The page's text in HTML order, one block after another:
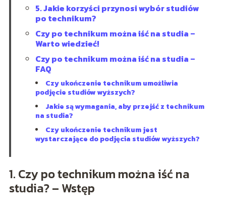
5. Jakie korzyści przynosi wybór studiów
po technikum?
Czy po technikum można iść na studia –
Warto wiedzieć!
Czy po technikum można iść na studia –
FAQ
Czy ukończenie technikum umożliwia
podjęcie studiów wyższych?
Jakie są wymagania, aby przejść z technikum
na studia?
Czy ukończenie technikum jest
wystarczające do podjęcia studiów wyższych?
1. Czy po technikum można iść na
studia? – Wstęp